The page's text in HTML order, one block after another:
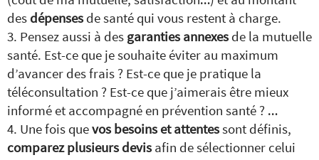
des dépenses de santé qui vous restent à charge.
Pensez aussi à des garanties annexes de la mutuelle
santé. Est-ce que je souhaite éviter au maximum
d’avancer des frais ? Est-ce que je pratique la
téléconsultation ? Est-ce que j’aimerais être mieux
informé et accompagné en prévention santé ? …
Une fois quevos besoins et attentessont définis,
comparez plusieurs devis afin de sélectionner celui